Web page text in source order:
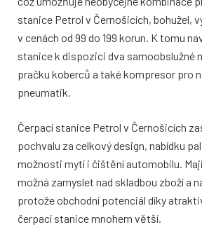
stanice Petrol v Černošicích, bohužel,
v cenách od 99 do 199 korun. K tomu
stanice k dispozici dva samoobslužné
pračku koberců a také kompresor pro
pneumatik.
Čerpací stanice Petrol v Černošicích
pochvalu za celkový design, nabídku
možnosti mytí i čištění automobilu.
možná zamyslet nad skladbou zboží a
protože obchodní potenciál díky
čerpací stanice mnohem větší.